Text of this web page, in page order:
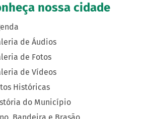
nossa cidade
de Áudios
de Fotos
de Vídeos
Históricas
do Município